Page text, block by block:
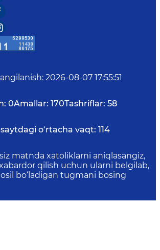
: 2026-08-07 17:55:51
0Amallar: 170Tashriflar: 58
o‘rtacha vaqt: 114
matnda xatoliklarni aniqlasangiz,
qilish uchun ularni belgilab,
bo‘ladigan tugmani bosing